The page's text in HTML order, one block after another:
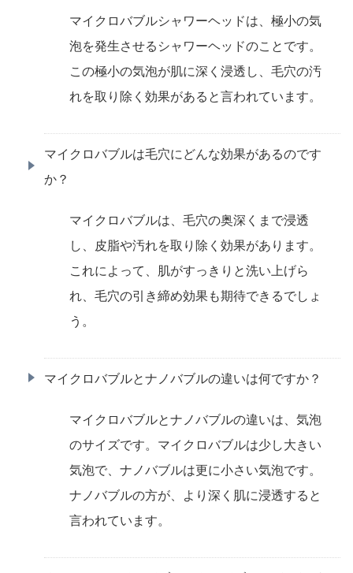
マイクロバブルシャワーヘッドは、極小の気
泡を発生させるシャワーヘッドのことです。
この極小の気泡が肌に深く浸透し、毛穴の汚
れを取り除く効果があると言われています。
マイクロバブルは毛穴にどんな効果があるのです
か？
マイクロバブルは、毛穴の奥深くまで浸透
し、皮脂や汚れを取り除く効果があります。
これによって、肌がすっきりと洗い上げら
れ、毛穴の引き締め効果も期待できるでしょ
う。
マイクロバブルとナノバブルの違いは何ですか？
マイクロバブルとナノバブルの違いは、気泡
のサイズです。マイクロバブルは少し大きい
気泡で、ナノバブルは更に小さい気泡です。
ナノバブルの方が、より深く肌に浸透すると
言われています。